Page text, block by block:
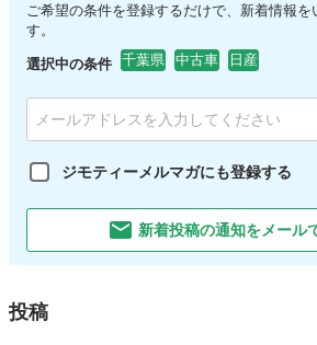
ご希望の条件を登録するだけで、新着情報を
す。
選択中の条件 千葉県 中古車 日産
ジモティーメルマガにも登録する
新着投稿の通知をメール
投稿